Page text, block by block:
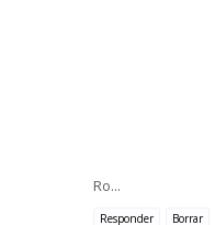
Ro...
Responder Borrar